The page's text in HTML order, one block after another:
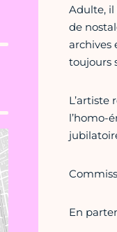
Adulte, il
de
archives
toujours
L’artiste
l’homo-
En